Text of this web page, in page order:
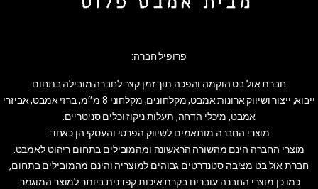
פרופיל חברה:
חברת אול בט הוקמה והפכה תוך זמן קצר לחברה מובילה בתחום
ייבוא, ייצור ושיווק ארונות אמבט, מקלחונים, מקלחוני 8 מ״מ, ברזי אמבט, אביזרי
אמבט, מיכלי הדחה, תעלות ניקוז וכלים סניטריים.
מוצרי החברה מותאמים לשיווק הפרטי והעסקי הן כאחד.
מוצרי החברה הינם מהשורה הראשונה ומהמובילים בתחום ריהוט לאמבט.
חברת אול בט מציבה סטנדרטים גבוהים למוצריה והינם מהמובילים בתחום,
כמו כן מוצרי החברה עוברים בקרת איכות קפדנית ביותר למוצר המוגמר.